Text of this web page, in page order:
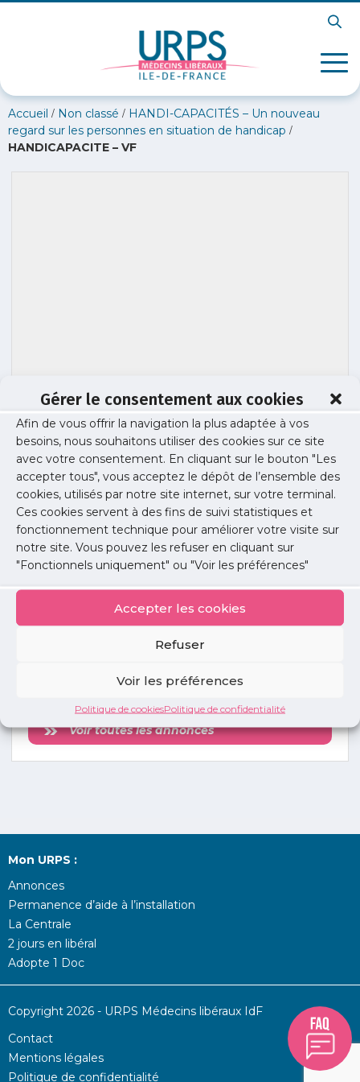
Gérer le consentement aux cookies
Afin de vous offrir la navigation la plus adaptée à vos
besoins, nous souhaitons utiliser des cookies sur ce site
avec votre consentement. En cliquant sur le bouton "Les
accepter tous", vous acceptez le dépôt de l’ensemble des
cookies, utilisés par notre site internet, sur votre terminal.
Ces cookies servent à des fins de suivi statistiques et
fonctionnement technique pour améliorer votre visite sur
notre site. Vous pouvez les refuser en cliquant sur
"Fonctionnels uniquement" ou "Voir les préférences"
Accepter les cookies
Refuser
Voir les préférences
Politique de cookiesPolitique de confidentialité
Accueil / Non classé / HANDI-CAPACITÉS – Un nouveau
regard sur les personnes en situation de handicap /
HANDICAPACITE – VF
HANDICAPACITE – VF
Publié le :21 octobre 2025
Partager cet article :
annonces
Voir toutes les annonces
Mon URPS :
Annonces
Permanence d’aide à l’installation
La Centrale
2 jours en libéral
Adopte 1 Doc
Copyright 2026 - URPS Médecins libéraux IdF
Contact
Mentions légales
Politique de confidentialité